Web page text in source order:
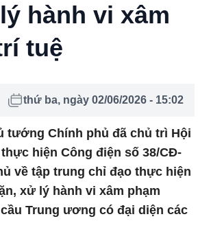
hành vi xâm
tuệ
thứ ba, ngày 02/06/2026 - 15:02
tướng Chính phủ đã chủ trì Hội
hiện Công điện số 38/CĐ-
về tập trung chỉ đạo thực hiện
xử lý hành vi xâm phạm
Trung ương có đại diện các